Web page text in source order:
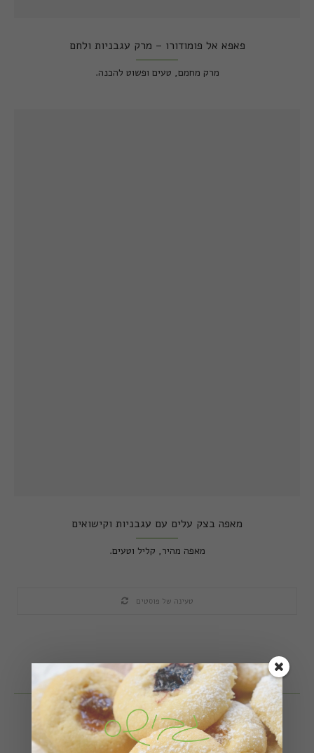
פאפא אל פומודורו – מרק עגבניות ולחם
מרק מחמם, טעים ופשוט להכנה.
מאפה בצק עלים עם עגבניות וקישואים
מאפה מהיר, קליל וטעים.
טעינה של פוסטים
קצת עלי